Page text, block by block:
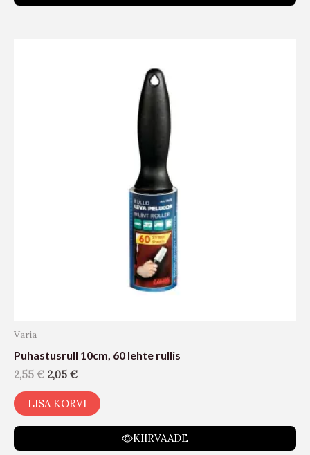
Varia
Puhastusrull 10cm, 60 lehte rullis
2,55€ 2,05 €
LISA KORVI
KIIRVAADE